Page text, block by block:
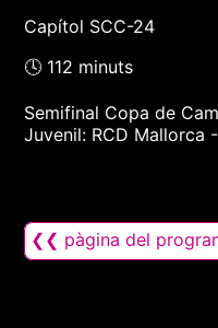
Capítol SCC-24
🕓 112 minuts
Semifinal Copa de
Juvenil: RCD Mallorca
❮❮ pàgina del